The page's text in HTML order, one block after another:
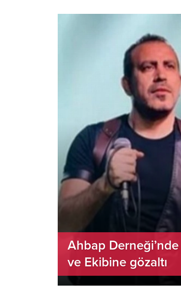
Ahbap
ve Ekibine gözaltı